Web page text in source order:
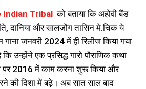
Indian Tribal को बताया कि अहोवी बैंड
दानिया और सालजोंग तासिन मे.चिक ये
गाना जनवरी 2024 में ही रिलीज किया गया
उन्होंने एक प्रसिद्ध गारो पौराणिक कथा
पर 2016 में काम करना शुरू किया और
की दिशा में बढ़े। अब सात साल बाद